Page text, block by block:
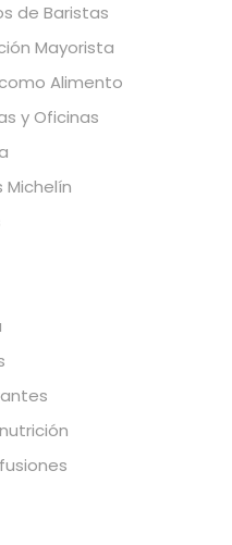
de Baristas
Mayorista
Alimento
y Oficinas
Michelín